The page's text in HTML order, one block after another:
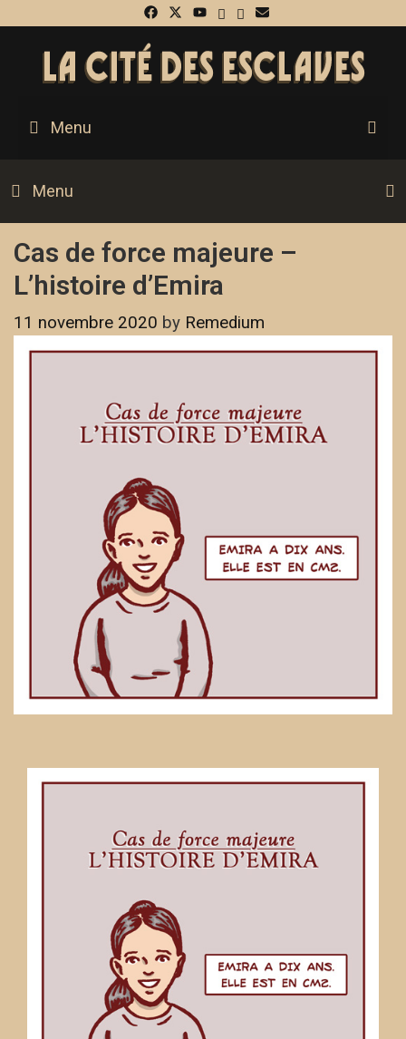
Menu
Menu
Cas de force majeure –
L’histoire d’Emira
11 novembre 2020 by Remedium